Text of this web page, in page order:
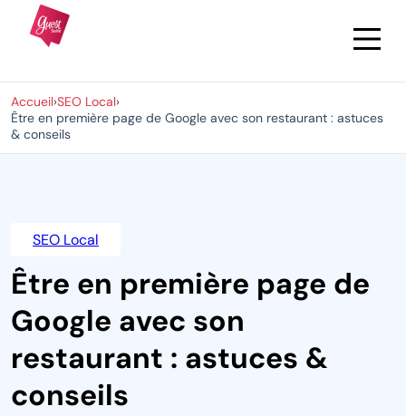
Accueil›SEO Local›
Être en première page de Google avec son restaurant : astuces
& conseils
SEO Local
Être en première page de
Google avec son
restaurant : astuces &
conseils